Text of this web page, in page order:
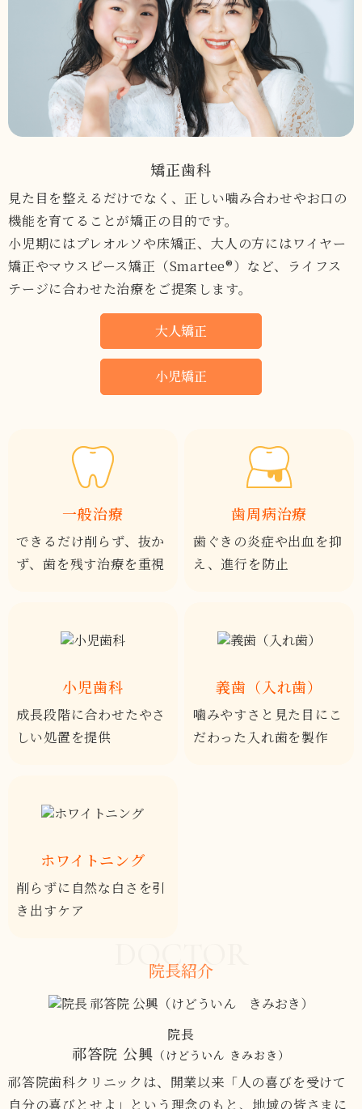
矯正歯科
見た目を整えるだけでなく、正しい噛み合わせやお口の
機能を育てることが矯正の目的です。
小児期にはプレオルソや床矯正、大人の方にはワイヤー
矯正やマウスピース矯正（Smartee®︎）など、ライフス
テージに合わせた治療をご提案します。
大人矯正
小児矯正
一般治療
できるだけ削らず、抜か
ず、歯を残す治療を重視
歯周病治療
歯ぐきの炎症や出血を抑
え、進行を防止
小児歯科
成長段階に合わせたやさ
しい処置を提供
義歯（入れ歯）
噛みやすさと見た目にこ
だわった入れ歯を製作
ホワイトニング
削らずに自然な白さを引
き出すケア
DOCTOR
院長紹介
院長
祁答院 公興 （けどういん きみおき）
祁答院歯科クリニックは、開業以来「人の喜びを受けて
自分の喜びとせよ」という理念のもと、地域の皆さまに